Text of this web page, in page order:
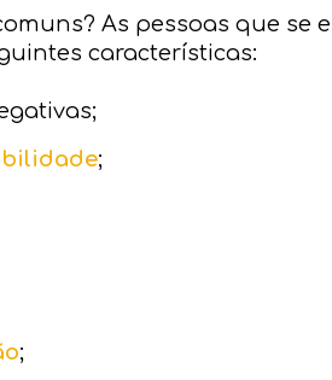
As pessoas que se
características:
;
;